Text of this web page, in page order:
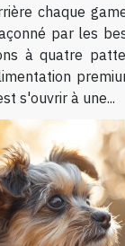
chaque
par les
à quatre
s'ouvrir à une...